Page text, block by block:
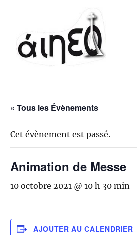
« Tous les Évènements
Cet évènement est passé.
Animation de Messe
10 octobre 2021 @ 10 h 30 min -
AJOUTER AU CALENDRIER